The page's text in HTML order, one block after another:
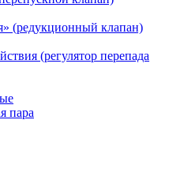
(редукционный клапан)
(регулятор перепада
пара